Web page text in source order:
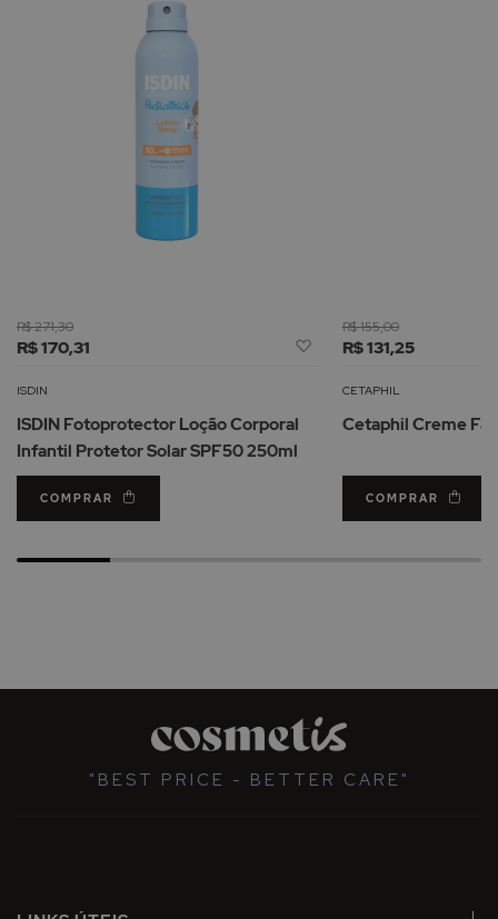
R$ 170,31
R$ 271,30
Adicionar
Lista
Desejos
ISDIN
ISDIN Fotoprotector Loção Corporal
Infantil Protetor Solar SPF50 250ml
COMPRAR
R$ 131,25
R$ 155,00
CETAPHIL
Cetaphil Creme
COMPRAR
"BEST PRICE - BETTER CARE"